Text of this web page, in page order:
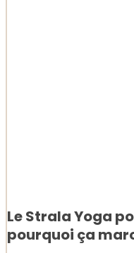
Le Strala Yoga
pourquoi ça